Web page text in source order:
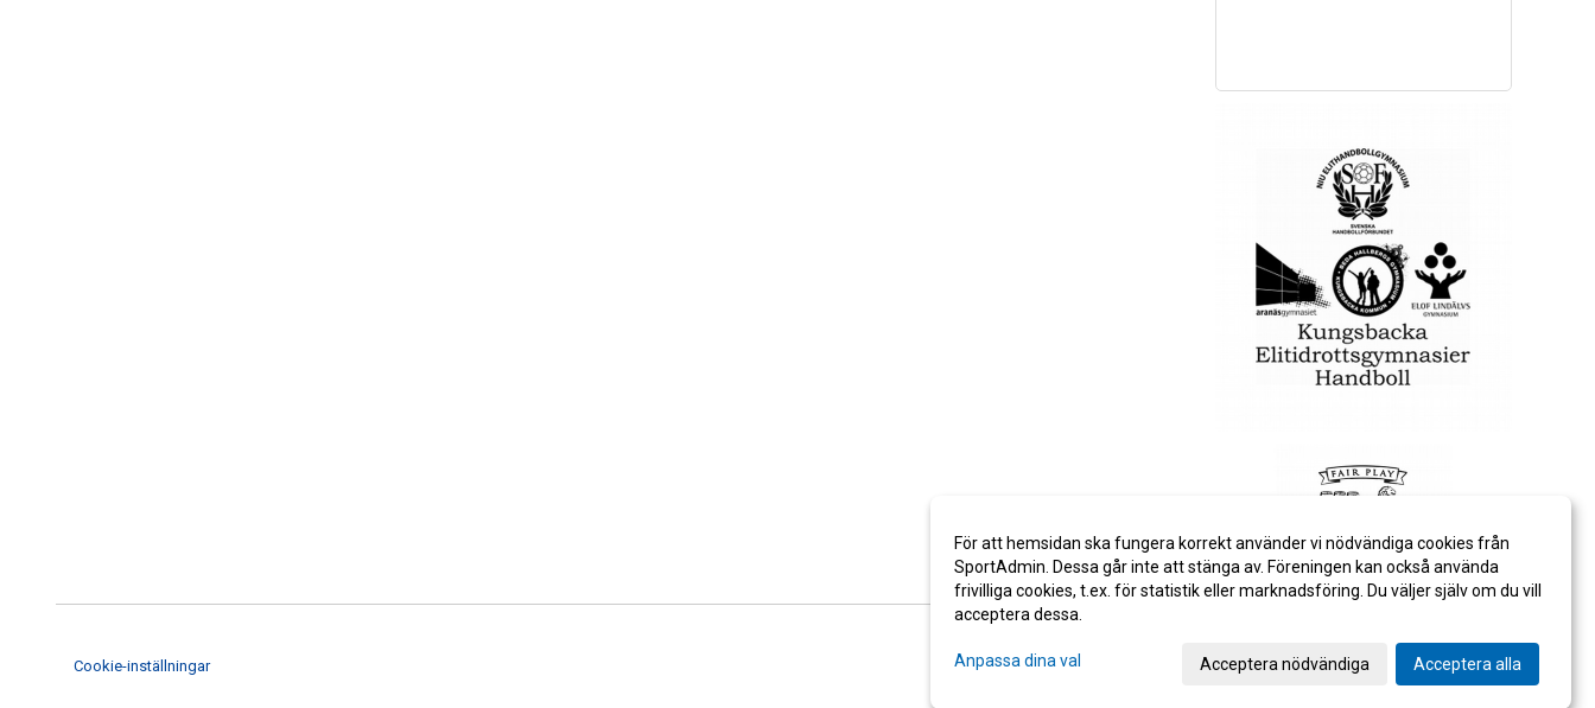
Cookie-inställningar
För att hemsidan ska fungera korrekt använder vi nödvändiga cookies från
SportAdmin. Dessa går inte att stänga av. Föreningen kan också använda
frivilliga cookies, t.ex. för statistik eller marknadsföring. Du väljer själv om du vill
acceptera dessa.
Anpassa dina val Acceptera nödvändiga Acceptera alla